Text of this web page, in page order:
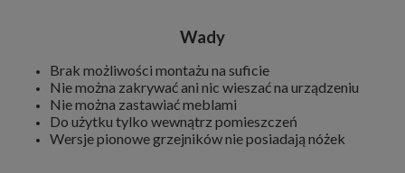
Wady
Brak możliwości montażu na suficie
Nie można zakrywać ani nic wieszać na urządzeniu
Nie można zastawiać meblami
Do użytku tylko wewnątrz pomieszczeń
Wersje pionowe grzejników nie posiadają nóżek